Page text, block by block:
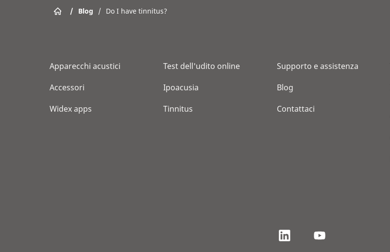
/ Blog / Do I have tinnitus?
Apparecchi acustici
Accessori
Widex apps
Test dell'udito online
Ipoacusia
Tinnitus
Supporto e assistenza
Blog
Contattaci